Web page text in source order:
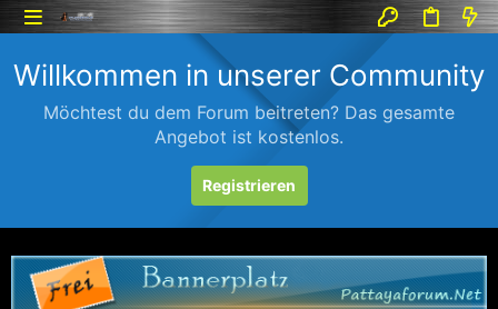
Willkommen in unserer Community
Möchtest du dem Forum beitreten? Das gesamte
Angebot ist kostenlos.
Registrieren